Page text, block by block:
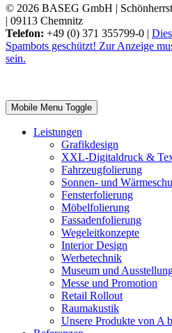
© 2026 BASEG GmbH |
| 09113 Chemnitz
Telefon: +49 (0) 371 355799-0 |
Spambots geschützt! Zur Anzeige
sein.
Mobile Menu Toggle
Leistungen
Grafikdesign
XXL-Digitaldruck &
Fahrzeugfolierung
Sonnen- und
Fensterfolierung
Möbelfolierung
Fassadenfolierung
Wegeleitkonzepte
Interior Design
Werbetechnik
Museum und
Messe und Promotion
Retail Rollout
Raumakustik
Unsere Produkte von A